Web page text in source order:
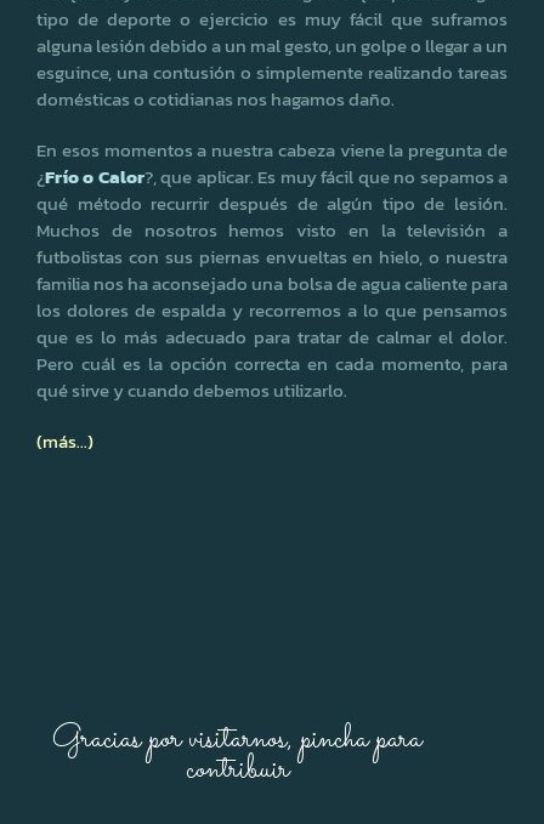
tipo de deporte o ejercicio es muy fácil que suframos
alguna lesión debido a un mal gesto, un golpe o llegar a un
esguince, una contusión o simplemente realizando tareas
domésticas o cotidianas nos hagamos daño.
En esos momentos a nuestra cabeza viene la pregunta de
¿Frío o Calor?, que aplicar. Es muy fácil que no sepamos a
qué método recurrir después de algún tipo de lesión.
Muchos de nosotros hemos visto en la televisión a
futbolistas con sus piernas envueltas en hielo, o nuestra
familia nos ha aconsejado una bolsa de agua caliente para
los dolores de espalda y recorremos a lo que pensamos
que es lo más adecuado para tratar de calmar el dolor.
Pero cuál es la opción correcta en cada momento, para
qué sirve y cuando debemos utilizarlo.
(más…)
Gracias por visitarnos, pincha para
contribuir